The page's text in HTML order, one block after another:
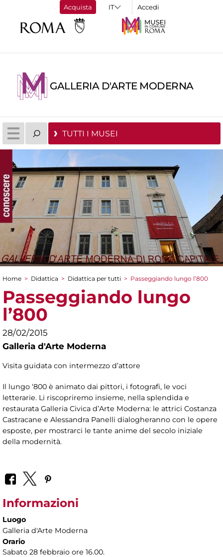
Acquista Accedi
GALLERIA D'ARTE MODERNA
TUTTI I MUSEI
Tu sei qui
Home > Didattica > Didattica per tutti > Passeggiando lungo l’800
Passeggiando lungo
l’800
28/02/2015
Galleria d'Arte Moderna
Visita guidata con intermezzo d’attore
Il lungo ‘800 è animato dai pittori, i fotografi, le voci
letterarie. Li riscopriremo insieme, nella splendida e
restaurata Galleria Civica d’Arte Moderna: le attrici Costanza
Castracane e Alessandra Panelli dialogheranno con le opere
esposte, per mostrarci le tante anime del secolo iniziale
della modernità.
Informazioni
Luogo
Galleria d'Arte Moderna
Orario
Sabato 28 febbraio ore 16.00.